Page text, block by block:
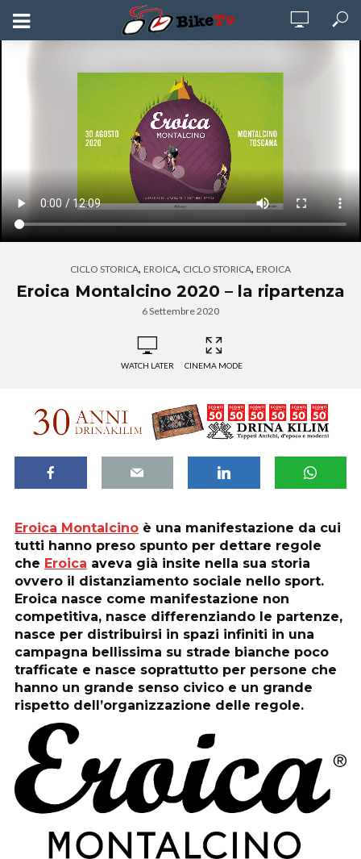
CICLO STORICA, EROICA, CICLO STORICA, EROICA
Eroica Montalcino 2020 – la ripartenza
6 Settembre 2020
WATCH LATER CINEMA MODE
Eroica Montalcino è una manifestazione da cui
tutti hanno preso spunto per dettare regole
che Eroica aveva già insite nella sua storia
ovvero il distanziamento sociale nello sport.
Eroica nasce come manifestazione non
competitiva, nasce differenziando le partenze,
nasce per distribuirsi in spazi infiniti in una
campagna bellissima su strade bianche poco
trafficate e nasce soprattutto per persone che
hanno un grande senso civico e un grande
rispetto dell’organizzazione delle regole.